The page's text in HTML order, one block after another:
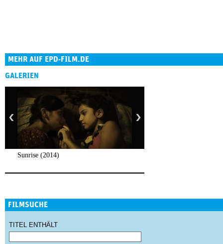
MEHR AUF EPD-FILM.DE
GALERIEN
Sunrise (2014)
FILMSUCHE
TITEL ENTHÄLT